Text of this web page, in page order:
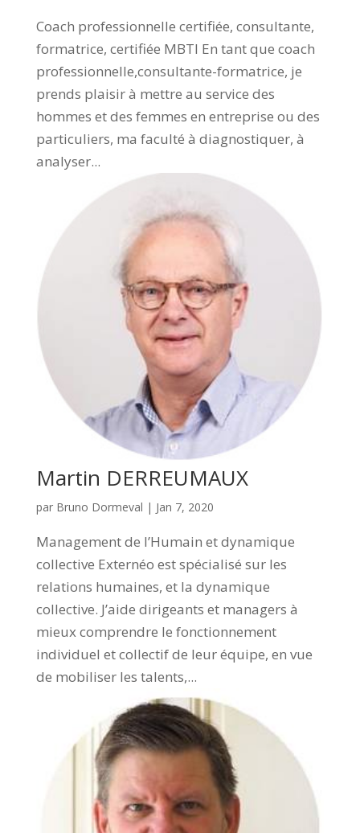
Coach professionnelle certifiée, consultante,
formatrice, certifiée MBTI En tant que coach
professionnelle,consultante-formatrice, je
prends plaisir à mettre au service des
hommes et des femmes en entreprise ou des
particuliers, ma faculté à diagnostiquer, à
analyser...
Martin DERREUMAUX
par Bruno Dormeval | Jan 7, 2020
Management de l’Humain et dynamique
collective Externéo est spécialisé sur les
relations humaines, et la dynamique
collective. J’aide dirigeants et managers à
mieux comprendre le fonctionnement
individuel et collectif de leur équipe, en vue
de mobiliser les talents,...